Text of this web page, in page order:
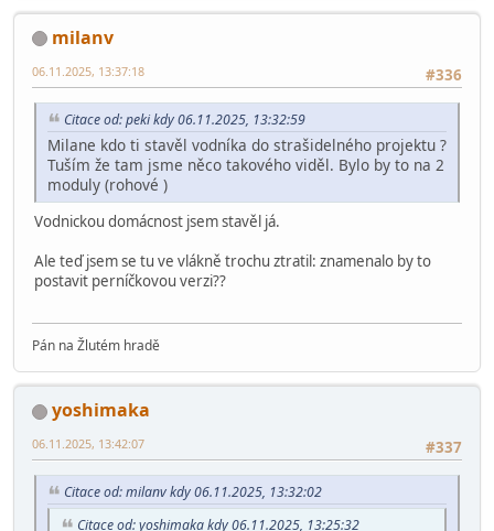
milanv
#336
06.11.2025, 13:37:18
Citace od: peki kdy 06.11.2025, 13:32:59
Milane kdo ti stavěl vodníka do strašidelného projektu ?
Tuším že tam jsme něco takového viděl. Bylo by to na 2
moduly (rohové )
Vodnickou domácnost jsem stavěl já.
Ale teď jsem se tu ve vlákně trochu ztratil: znamenalo by to
postavit perníčkovou verzi??
Pán na Žlutém hradě
yoshimaka
#337
06.11.2025, 13:42:07
Citace od: milanv kdy 06.11.2025, 13:32:02
Citace od: yoshimaka kdy 06.11.2025, 13:25:32